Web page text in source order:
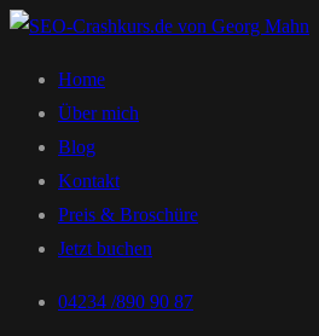
Home
Über mich
Blog
Kontakt
Preis & Broschüre
Jetzt buchen
04234 /890 90 87